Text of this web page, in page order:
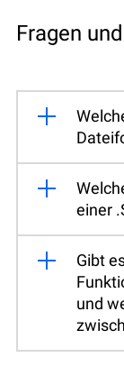
Fragen
einer
Gibt
und